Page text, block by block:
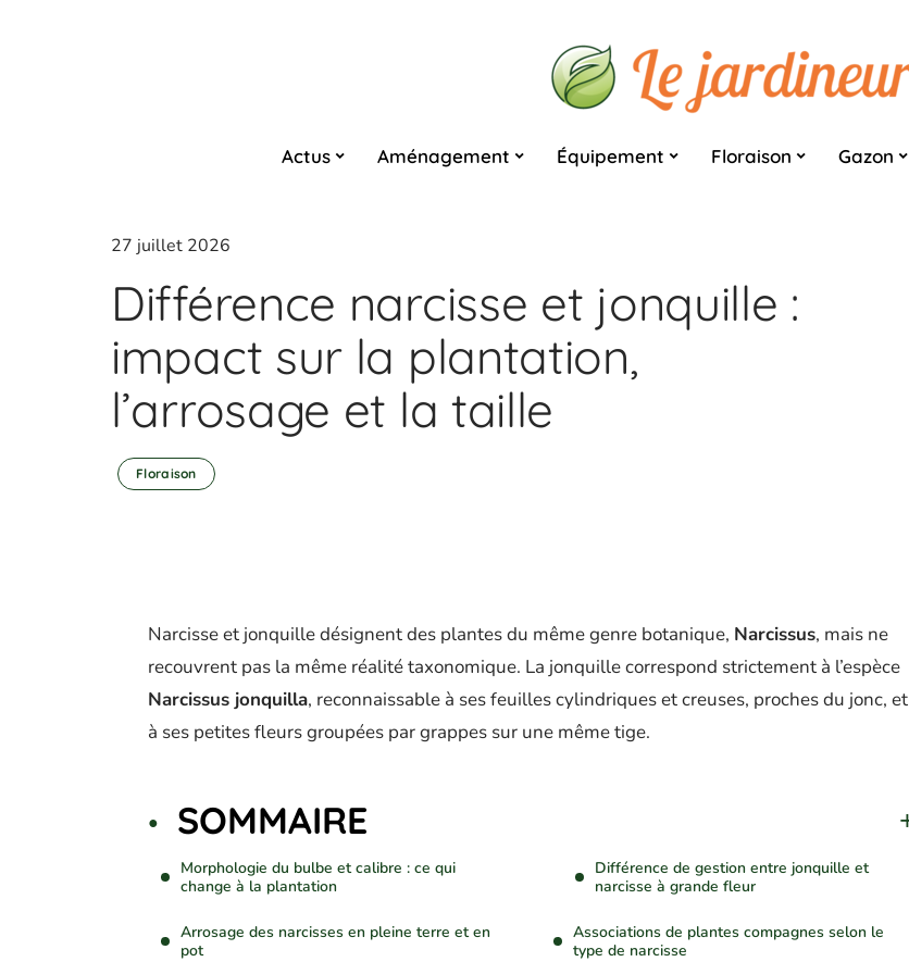
Actus Aménagement Équipement Floraison Gazon
27 juillet 2026
Différence narcisse et jonquille :
impact sur la plantation,
l’arrosage et la taille
Floraison
Narcisse et jonquille désignent des plantes du même genre botanique, Narcissus, mais ne
recouvrent pas la même réalité taxonomique. La jonquille correspond strictement à l’espèce
Narcissus jonquilla, reconnaissable à ses feuilles cylindriques et creuses, proches du jonc, et
à ses petites fleurs groupées par grappes sur une même tige.
SOMMAIRE
Morphologie du bulbe et calibre : ce qui
change à la plantation
Arrosage des narcisses en pleine terre et en
pot
Différence de gestion entre jonquille et
narcisse à grande fleur
Associations de plantes compagnes selon le
type de narcisse